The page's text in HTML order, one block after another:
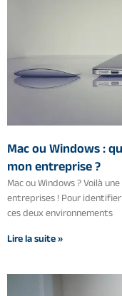
Mac ou Windows :
mon entreprise ?
Mac ou Windows ? Voilà
entreprises ! Pour
ces deux environnements
Lire la suite »